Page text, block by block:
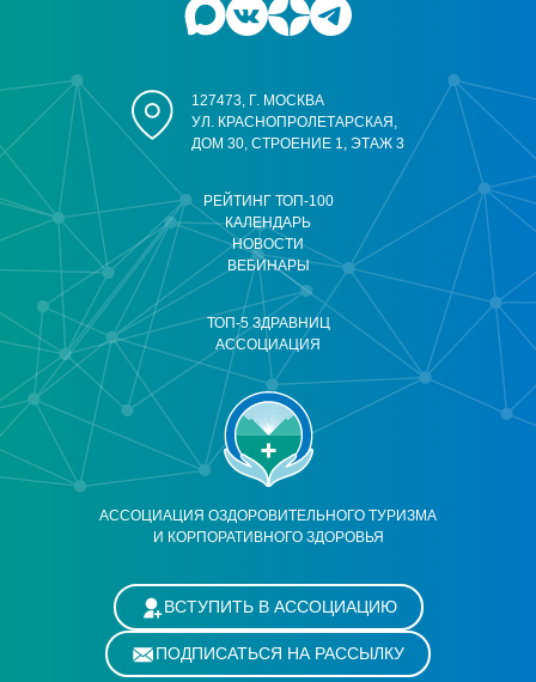
АССОЦИАЦИЯ ОЗДОРОВИТЕЛЬНОГО ТУРИЗМА
И КОРПОРАТИВНОГО ЗДОРОВЬЯ
РЕЙТИНГ ТОП-100
КАЛЕНДАРЬ
НОВОСТИ
ВЕБИНАРЫ
ТОП-5 ЗДРАВНИЦ
АССОЦИАЦИЯ
127473, Г. МОСКВА
УЛ. КРАСНОПРОЛЕТАРСКАЯ,
ДОМ 30, СТРОЕНИЕ 1, ЭТАЖ 3
ВСТУПИТЬ В АССОЦИАЦИЮ
ПОДПИСАТЬСЯ НА РАССЫЛКУ